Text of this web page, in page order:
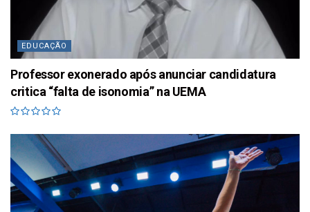
EDUCAÇÃO
Professor exonerado após anunciar candidatura
critica “falta de isonomia” na UEMA